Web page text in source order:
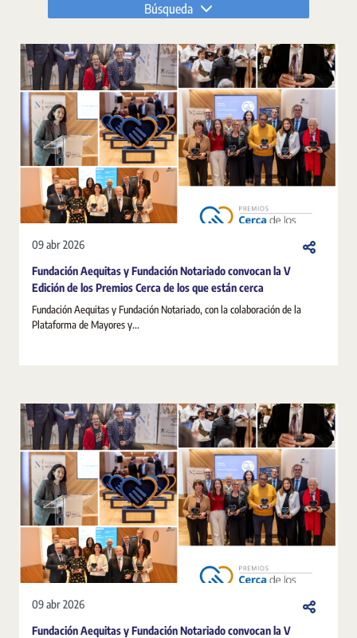
Búsqueda
09 abr 2026
Fundación Aequitas y Fundación Notariado convocan la V
Edición de los Premios Cerca de los que están cerca
Fundación Aequitas y Fundación Notariado, con la colaboración de la
Plataforma de Mayores y...
09 abr 2026
Fundación Aequitas y Fundación Notariado convocan la V